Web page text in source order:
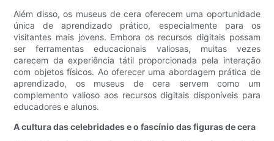
Além disso, os museus de cera oferecem uma oportunidade
única de aprendizado prático, especialmente para os
visitantes mais jovens. Embora os recursos digitais possam
ser ferramentas educacionais valiosas, muitas vezes
carecem da experiência tátil proporcionada pela interação
com objetos físicos. Ao oferecer uma abordagem prática de
aprendizado, os museus de cera servem como um
complemento valioso aos recursos digitais disponíveis para
educadores e alunos.
A cultura das celebridades e o fascínio das figuras de cera